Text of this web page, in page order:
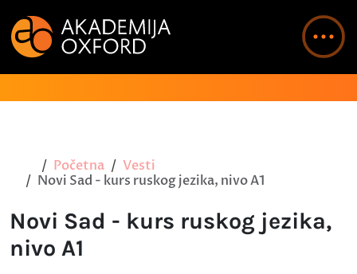
Početna
Vesti
Novi Sad - kurs ruskog jezika, nivo A1
Novi Sad - kurs ruskog jezika,
nivo A1